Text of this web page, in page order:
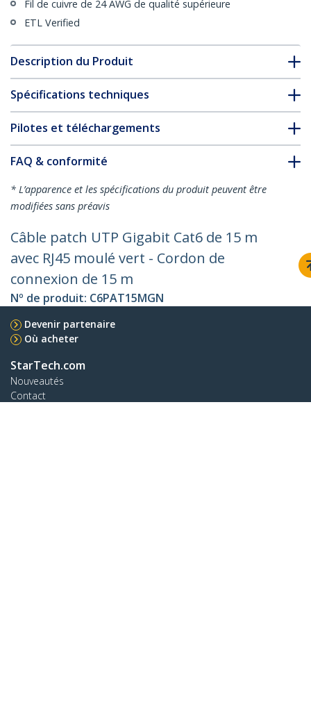
Fil de cuivre de 24 AWG de qualité supérieure
ETL Verified
Description du Produit
Spécifications techniques
Pilotes et téléchargements
FAQ & conformité
* L’apparence et les spécifications du produit peuvent être
modifiées sans préavis
Câble patch UTP Gigabit Cat6 de 15 m
avec RJ45 moulé vert - Cordon de
connexion de 15 m
Nº de produit: C6PAT15MGN
Devenir partenaire
Où acheter
StarTech.com
Nouveautés
Contact